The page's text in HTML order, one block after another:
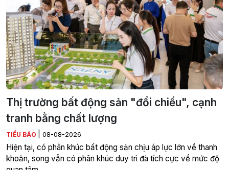
Thị trường bất động sản "đổi chiều", cạnh
tranh bằng chất lượng
TIỂU BẢO 08-08-2026
Hiện tại, có phân khúc bất động sản chịu áp lực lớn về thanh
khoản, song vẫn có phân khúc duy trì đà tích cực về mức độ